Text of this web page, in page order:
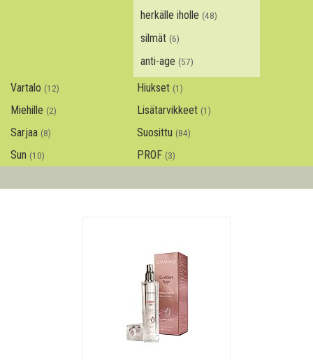
herkälle iholle (48)
silmät (6)
anti-age (57)
Vartalo (12) Hiukset (1)
Miehille (2) Lisätarvikkeet (1)
Sarjaa (8) Suosittu (84)
Sun (10) PROF (3)